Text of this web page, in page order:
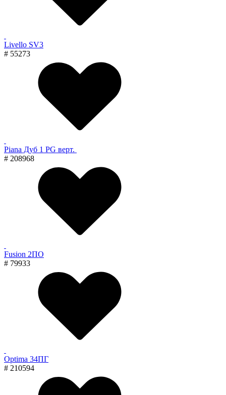
Livello SV3
# 55273
Piana Дуб 1 PG верт.
# 208968
Fusion 2ПО
# 79933
Optima 34ПГ
# 210594